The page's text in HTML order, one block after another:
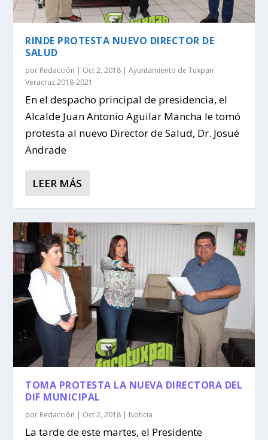
RINDE PROTESTA NUEVO DIRECTOR DE
SALUD
por Redacción | Oct 2, 2018 |Ayuntamiento de Tuxpan
Veracruz 2018-2021
En el despacho principal de presidencia, el
Alcalde Juan Antonio Aguilar Mancha le tomó
protesta al nuevo Director de Salud, Dr. Josué
Andrade
LEER MÁS
TOMA PROTESTA LA NUEVA DIRECTORA DEL
DIF MUNICIPAL
por Redacción | Oct 2, 2018 | Noticia
La tarde de este martes, el Presidente